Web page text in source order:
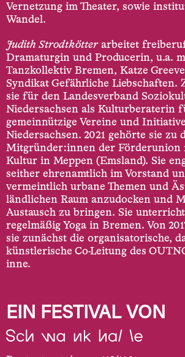
Vernetzung im Theater, sowie
Wandel.
Judith Strodtkötterarbeitet
Dramaturgin und Producerin, u.a.
Tanzkollektiv Bremen, Katze
Syndikat Gefährliche Liebschaften.
sie für den Landesverband
Niedersachsen als Kulturberaterin
gemeinnützige Vereine und
Niedersachsen. 2021 gehörte sie zu
Mitgründer:innen der Förderunion
Kultur in Meppen (Emsland). Sie
seither ehrenamtlich im Vorstand
vermeintlich urbane Themen und
ländlichen Raum anzudocken und
Austausch zu bringen. Sie
regelmäßig Yoga in Bremen. Von
sie zunächst die organisatorische,
künstlerische Co-Leitung des
inne.
EIN FESTIVAL VON